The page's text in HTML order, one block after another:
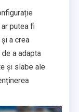
putea fi
a crea
a adapta
și slabe ale